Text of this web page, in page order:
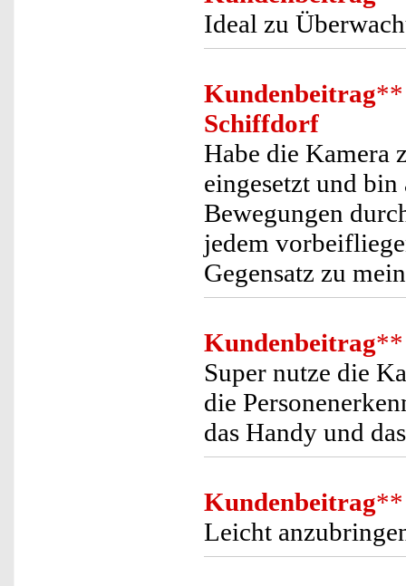
Ideal zu
Kundenbeitrag**
Schiffdorf
Habe die Kamera
eingesetzt und
Bewegungen
jedem
Gegensatz zu
Kundenbeitrag**
Super nutze die
die
das Handy und
Kundenbeitrag**
Leicht